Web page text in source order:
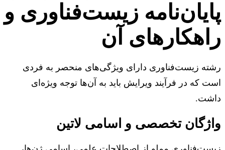
زیست‌فناوری و
آن
زیست‌فناوری دارای ویژگی‌های منحصر به فردی
که در فرآیند ویرایش باید به آن‌ها توجه ویژه‌ای
تخصصی و اسامی لاتین